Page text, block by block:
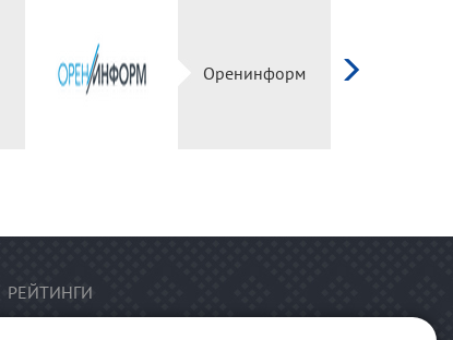
Оренинформ
РЕЙТИНГИ